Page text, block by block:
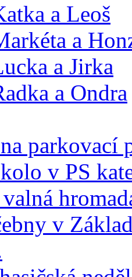
a Leoš
a
a Jirka
a Ondra
parkovací
v PS
v